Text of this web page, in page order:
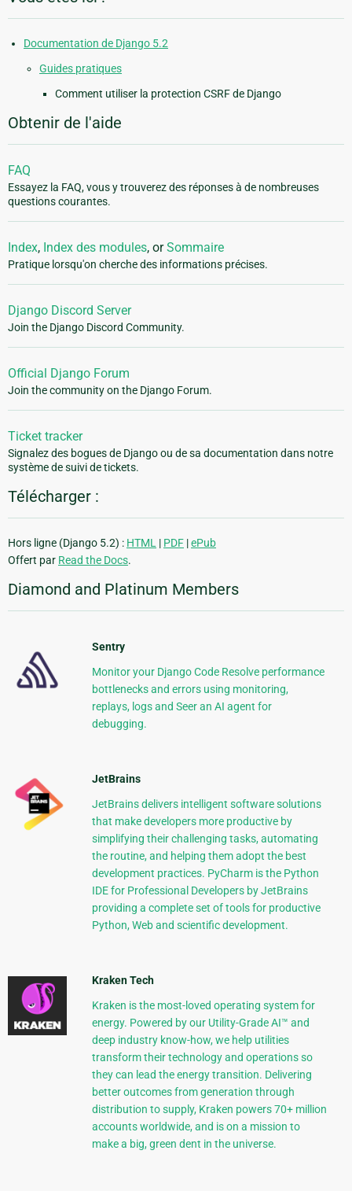
Documentation de Django 5.2
Guides pratiques
Comment utiliser la protection CSRF de Django
Obtenir de l'aide
FAQ
Essayez la FAQ, vous y trouverez des réponses à de nombreuses
questions courantes.
Index, Index des modules, orSommaire
Pratique lorsqu'on cherche des informations précises.
Django Discord Server
Join the Django Discord Community.
Official Django Forum
Join the community on the Django Forum.
Ticket tracker
Signalez des bogues de Django ou de sa documentation dans notre
système de suivi de tickets.
Télécharger :
Hors ligne (Django 5.2) : HTML | PDF |ePub
Offert par Read the Docs.
Diamond and Platinum Members
Sentry
Monitor your Django Code Resolve performance
bottlenecks and errors using monitoring,
replays, logs and Seer an AI agent for
debugging.
JetBrains
JetBrains delivers intelligent software solutions
that make developers more productive by
simplifying their challenging tasks, automating
the routine, and helping them adopt the best
development practices. PyCharm is the Python
IDE for Professional Developers by JetBrains
providing a complete set of tools for productive
Python, Web and scientific development.
Kraken Tech
Kraken is the most-loved operating system for
energy. Powered by our Utility-Grade AI™ and
deep industry know-how, we help utilities
transform their technology and operations so
they can lead the energy transition. Delivering
better outcomes from generation through
distribution to supply, Kraken powers 70+ million
accounts worldwide, and is on a mission to
make a big, green dent in the universe.